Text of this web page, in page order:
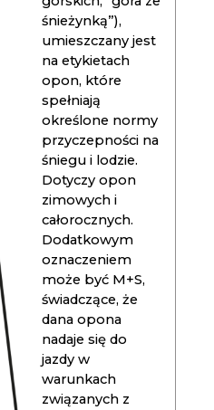
śnieżynką”),
umieszczany jest
na etykietach
opon, które
spełniają
określone normy
przyczepności na
śniegu i lodzie.
Dotyczy opon
zimowych i
całorocznych.
Dodatkowym
oznaczeniem
może być M+S,
świadczące, że
dana opona
nadaje się do
jazdy w
warunkach
związanych z